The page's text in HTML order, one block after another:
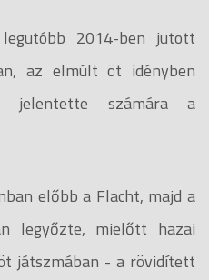
2014-ben jutott
az elmúlt öt idényben
jelentette számára a
előbb a Flacht, majd a
legyőzte, mielőtt hazai
játszmában - a rövidített